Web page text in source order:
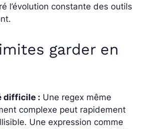
l’évolution constante des outils
garder en
difficile : Une regex même
complexe peut rapidement
Une expression comme